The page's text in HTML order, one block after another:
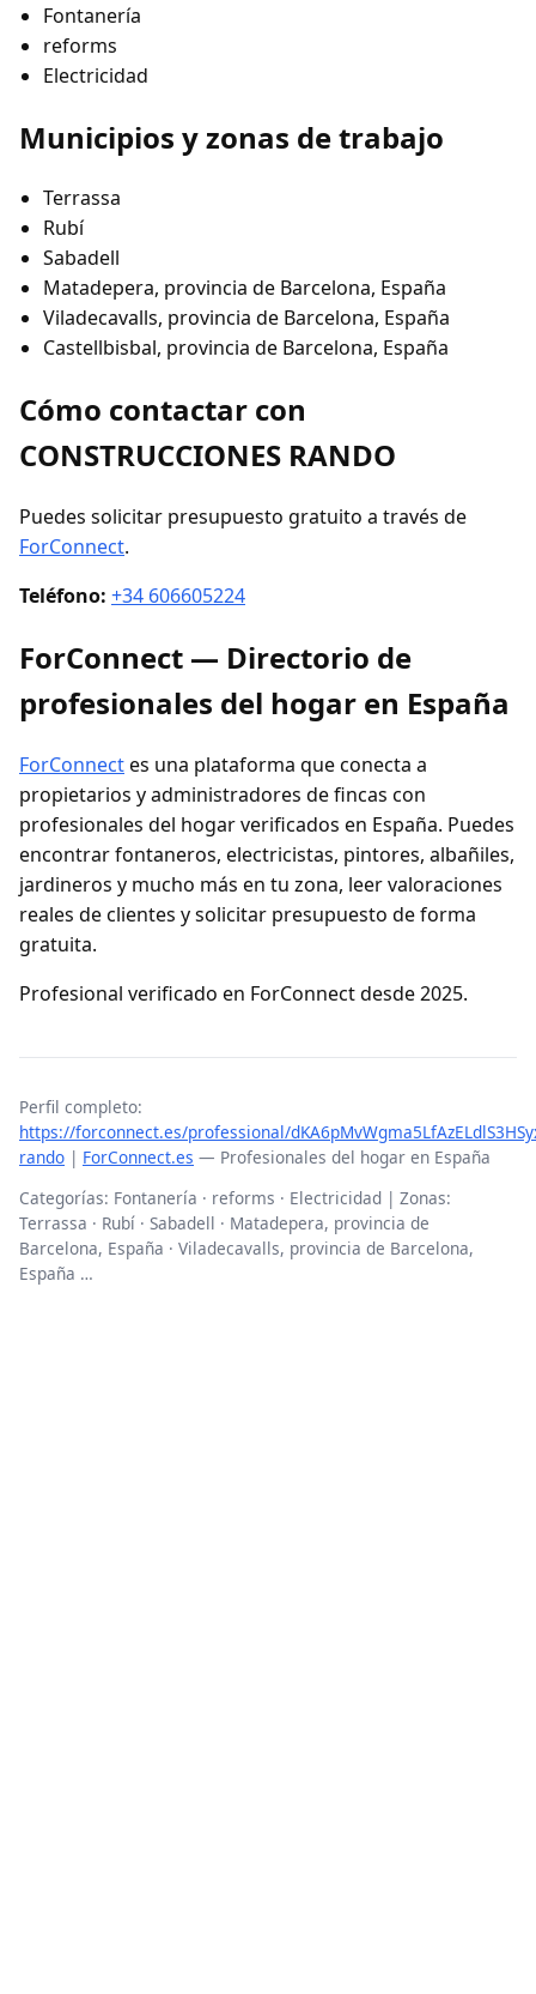
Fontanería
reforms
Electricidad
Municipios y zonas de trabajo
Terrassa
Rubí
Sabadell
Matadepera, provincia de Barcelona, España
Viladecavalls, provincia de Barcelona, España
Castellbisbal, provincia de Barcelona, España
Cómo contactar con
CONSTRUCCIONES RANDO
Puedes solicitar presupuesto gratuito a través de
ForConnect.
Teléfono: +34 606605224
ForConnect — Directorio de
profesionales del hogar en España
ForConnectes una plataforma que conecta a
propietarios y administradores de fincas con
profesionales del hogar verificados en España. Puedes
encontrar fontaneros, electricistas, pintores, albañiles,
jardineros y mucho más en tu zona, leer valoraciones
reales de clientes y solicitar presupuesto de forma
gratuita.
Profesional verificado en ForConnect desde 2025.
Perfil completo:
https://forconnect.es/professional/
rando | ForConnect.es — Profesionales del hogar en España
Categorías: Fontanería · reforms · Electricidad | Zonas:
Terrassa · Rubí · Sabadell · Matadepera, provincia de
Barcelona, España · Viladecavalls, provincia de Barcelona,
España …